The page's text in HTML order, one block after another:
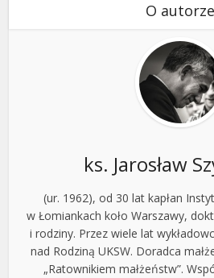
O autorze
ks. Jarosław
(ur. 1962), od 30 lat kapłan
w Łomiankach koło Warszawy,
i rodziny. Przez wiele lat
nad Rodziną UKSW. Doradca
„Ratownikiem małżeństw”.